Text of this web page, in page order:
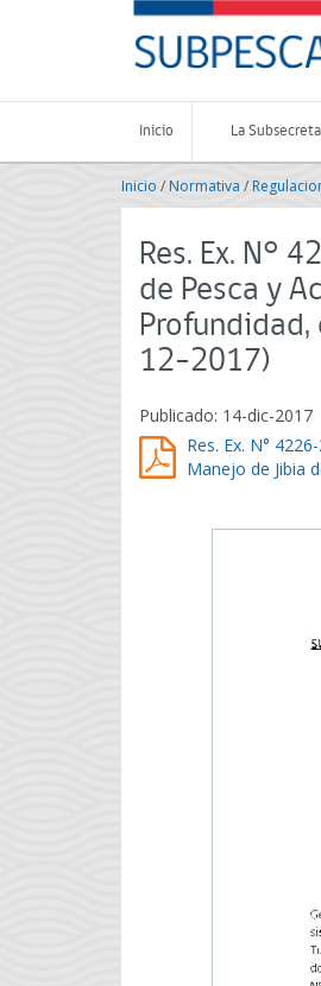
-
Subsecretaría
de
Pesca
Acuicultura
-
de
Chile
Inicio La
Inicio /Normativa /
Res. Ex. N°
de Pesca y
12-2017)
Publicado: 14-dic-2017
Res. Ex. N°
Manejo de Jibia